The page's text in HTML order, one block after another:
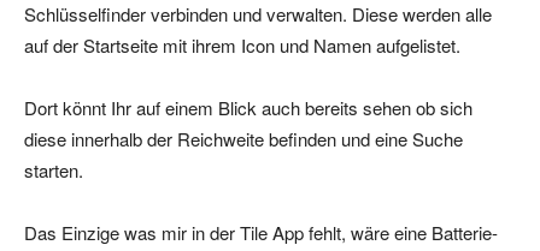
Schlüsselfinder verbinden und verwalten. Diese werden alle
auf der Startseite mit ihrem Icon und Namen aufgelistet.
Dort könnt Ihr auf einem Blick auch bereits sehen ob sich
diese innerhalb der Reichweite befinden und eine Suche
starten.
Das Einzige was mir in der Tile App fehlt, wäre eine Batterie-